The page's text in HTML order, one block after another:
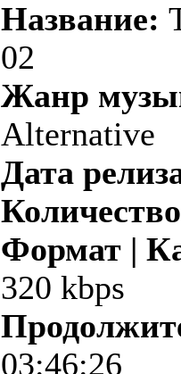
Название:
02
Жанр
Alternative
Дата
Формат |
320 kbps
03:46:26